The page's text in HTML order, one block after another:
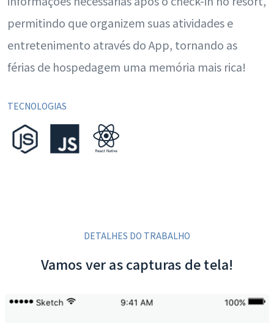
permitindo que organizem suas atividades e
entretenimento através do App, tornando as
férias de hospedagem uma memória mais rica!
TECNOLOGIAS
DETALHES DO TRABALHO
Vamos ver as capturas de tela!